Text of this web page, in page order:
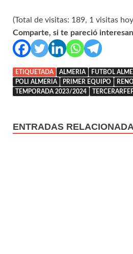
(Total de visitas: 189, 1 visitas
Comparte, si te pareció
ETIQUETADA ALMERIA FUTBOL
POLI ALMERIA
PRIMER EQUIPO
TEMPORADA 2023/2024
TERCERARFEF
ENTRADAS